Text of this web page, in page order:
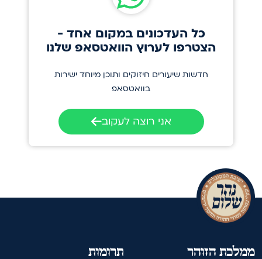
כל העדכונים במקום אחד -
הצטרפו לערוץ הוואטסאפ שלנו
חדשות שיעורים חיזוקים ותוכן מיוחד ישירות
בוואטסאפ
אני רוצה לעקוב
תרומות ממלכת הזוהר